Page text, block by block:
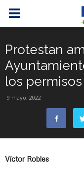
Protestan
los
9 mayo, 2022
Víctor Robles